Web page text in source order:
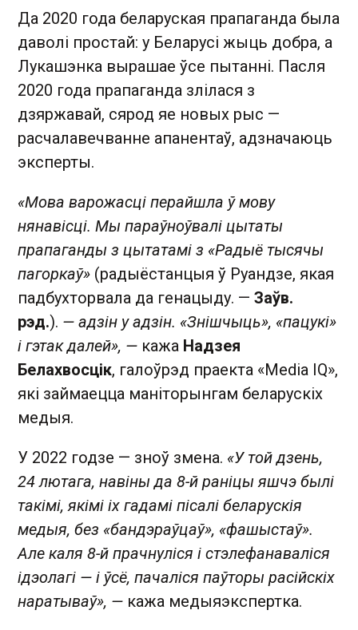
Да 2020 года беларуская прапаганда была
даволі простай: у Беларусі жыць добра, а
Лукашэнка вырашае ўсе пытанні. Пасля
2020 года прапаганда злілася з
дзяржавай, сярод яе новых рыс —
расчалавечванне апанентаў, адзначаюць
эксперты.
«Мова варожасці перайшла ў мову
нянавісці. Мы параўноўвалі цытаты
прапаганды з цытатамі з «Радыё тысячы
пагоркаў» (радыёстанцыя ў Руандзе, якая
падбухторвала да генацыду. — Заўв.
рэд.). — адзін у адзін. «Знішчыць», «пацукі»
і гэтак далей», — кажа Надзея
Белахвосцік, галоўрэд праекта «Media IQ»,
які займаецца маніторынгам беларускіх
медыя.
У 2022 годзе — зноў змена. «У той дзень,
24 лютага, навіны да 8-й раніцы яшчэ былі
такімі, якімі іх гадамі пісалі беларускія
медыя, без «бандэраўцаў», «фашыстаў».
Але каля 8-й прачнуліся і стэлефанаваліся
ідэолагі — і ўсё, пачаліся паўторы расійскіх
наратываў», — кажа медыяэкспертка.